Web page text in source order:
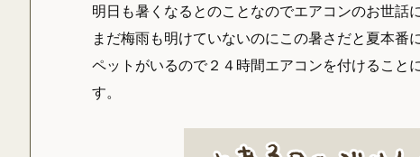
明日も暑くなるとのことなのでエアコンのお世話
まだ梅雨も明けていないのにこの暑さだと夏本番
ペットがいるので２４時間エアコンを付けること
す。